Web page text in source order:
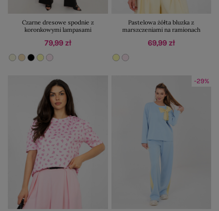
Czarne dresowe spodnie z
koronkowymi lampasami
79,99 zł
Pastelowa żółta bluzka z
marszczeniami na ramionach
69,99 zł
-29%